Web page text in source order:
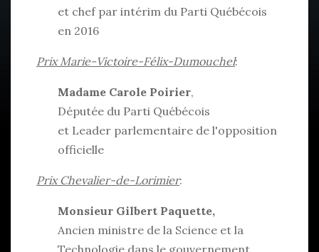
et chef par intérim du Parti Québécois
en 2016
Prix Marie-Victoire-Félix-Dumouchel:
Madame Carole Poirier,
Députée du Parti Québécois
et Leader parlementaire de l'opposition
officielle
Prix Chevalier-de-Lorimier:
Monsieur Gilbert Paquette,
Ancien ministre de la Science et la
Technologie dans le gouvernement